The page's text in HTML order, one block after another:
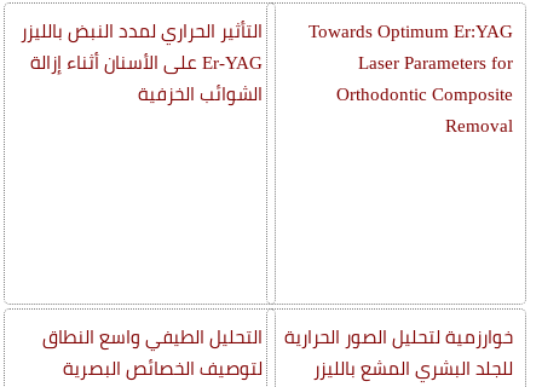
Towards Optimum Er:YAG
Laser Parameters for
Orthodontic Composite
Removal
خوارزمية لتحليل الصور الحرارية
للجلد البشري المشع بالليزر
التأثير الحراري لمدد النبض بالليزر
Er-YAG على الأسنان أثناء إزالة
الشوائب الخزفية
التحليل الطيفي واسع النطاق
لتوصيف الخصائص البصرية